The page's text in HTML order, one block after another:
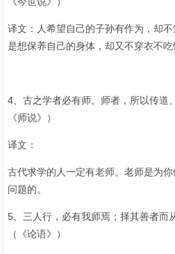
译文：人希望自己的子孙有作为，却
是想保养自己的身体，却又不穿衣不吃
4、古之学者必有师。师者，所以传道
《师说》）
译文：
古代求学的人一定有老师。老师是为
问题的。
5、三人行，必有我师焉；择其善者而
（《论语》）